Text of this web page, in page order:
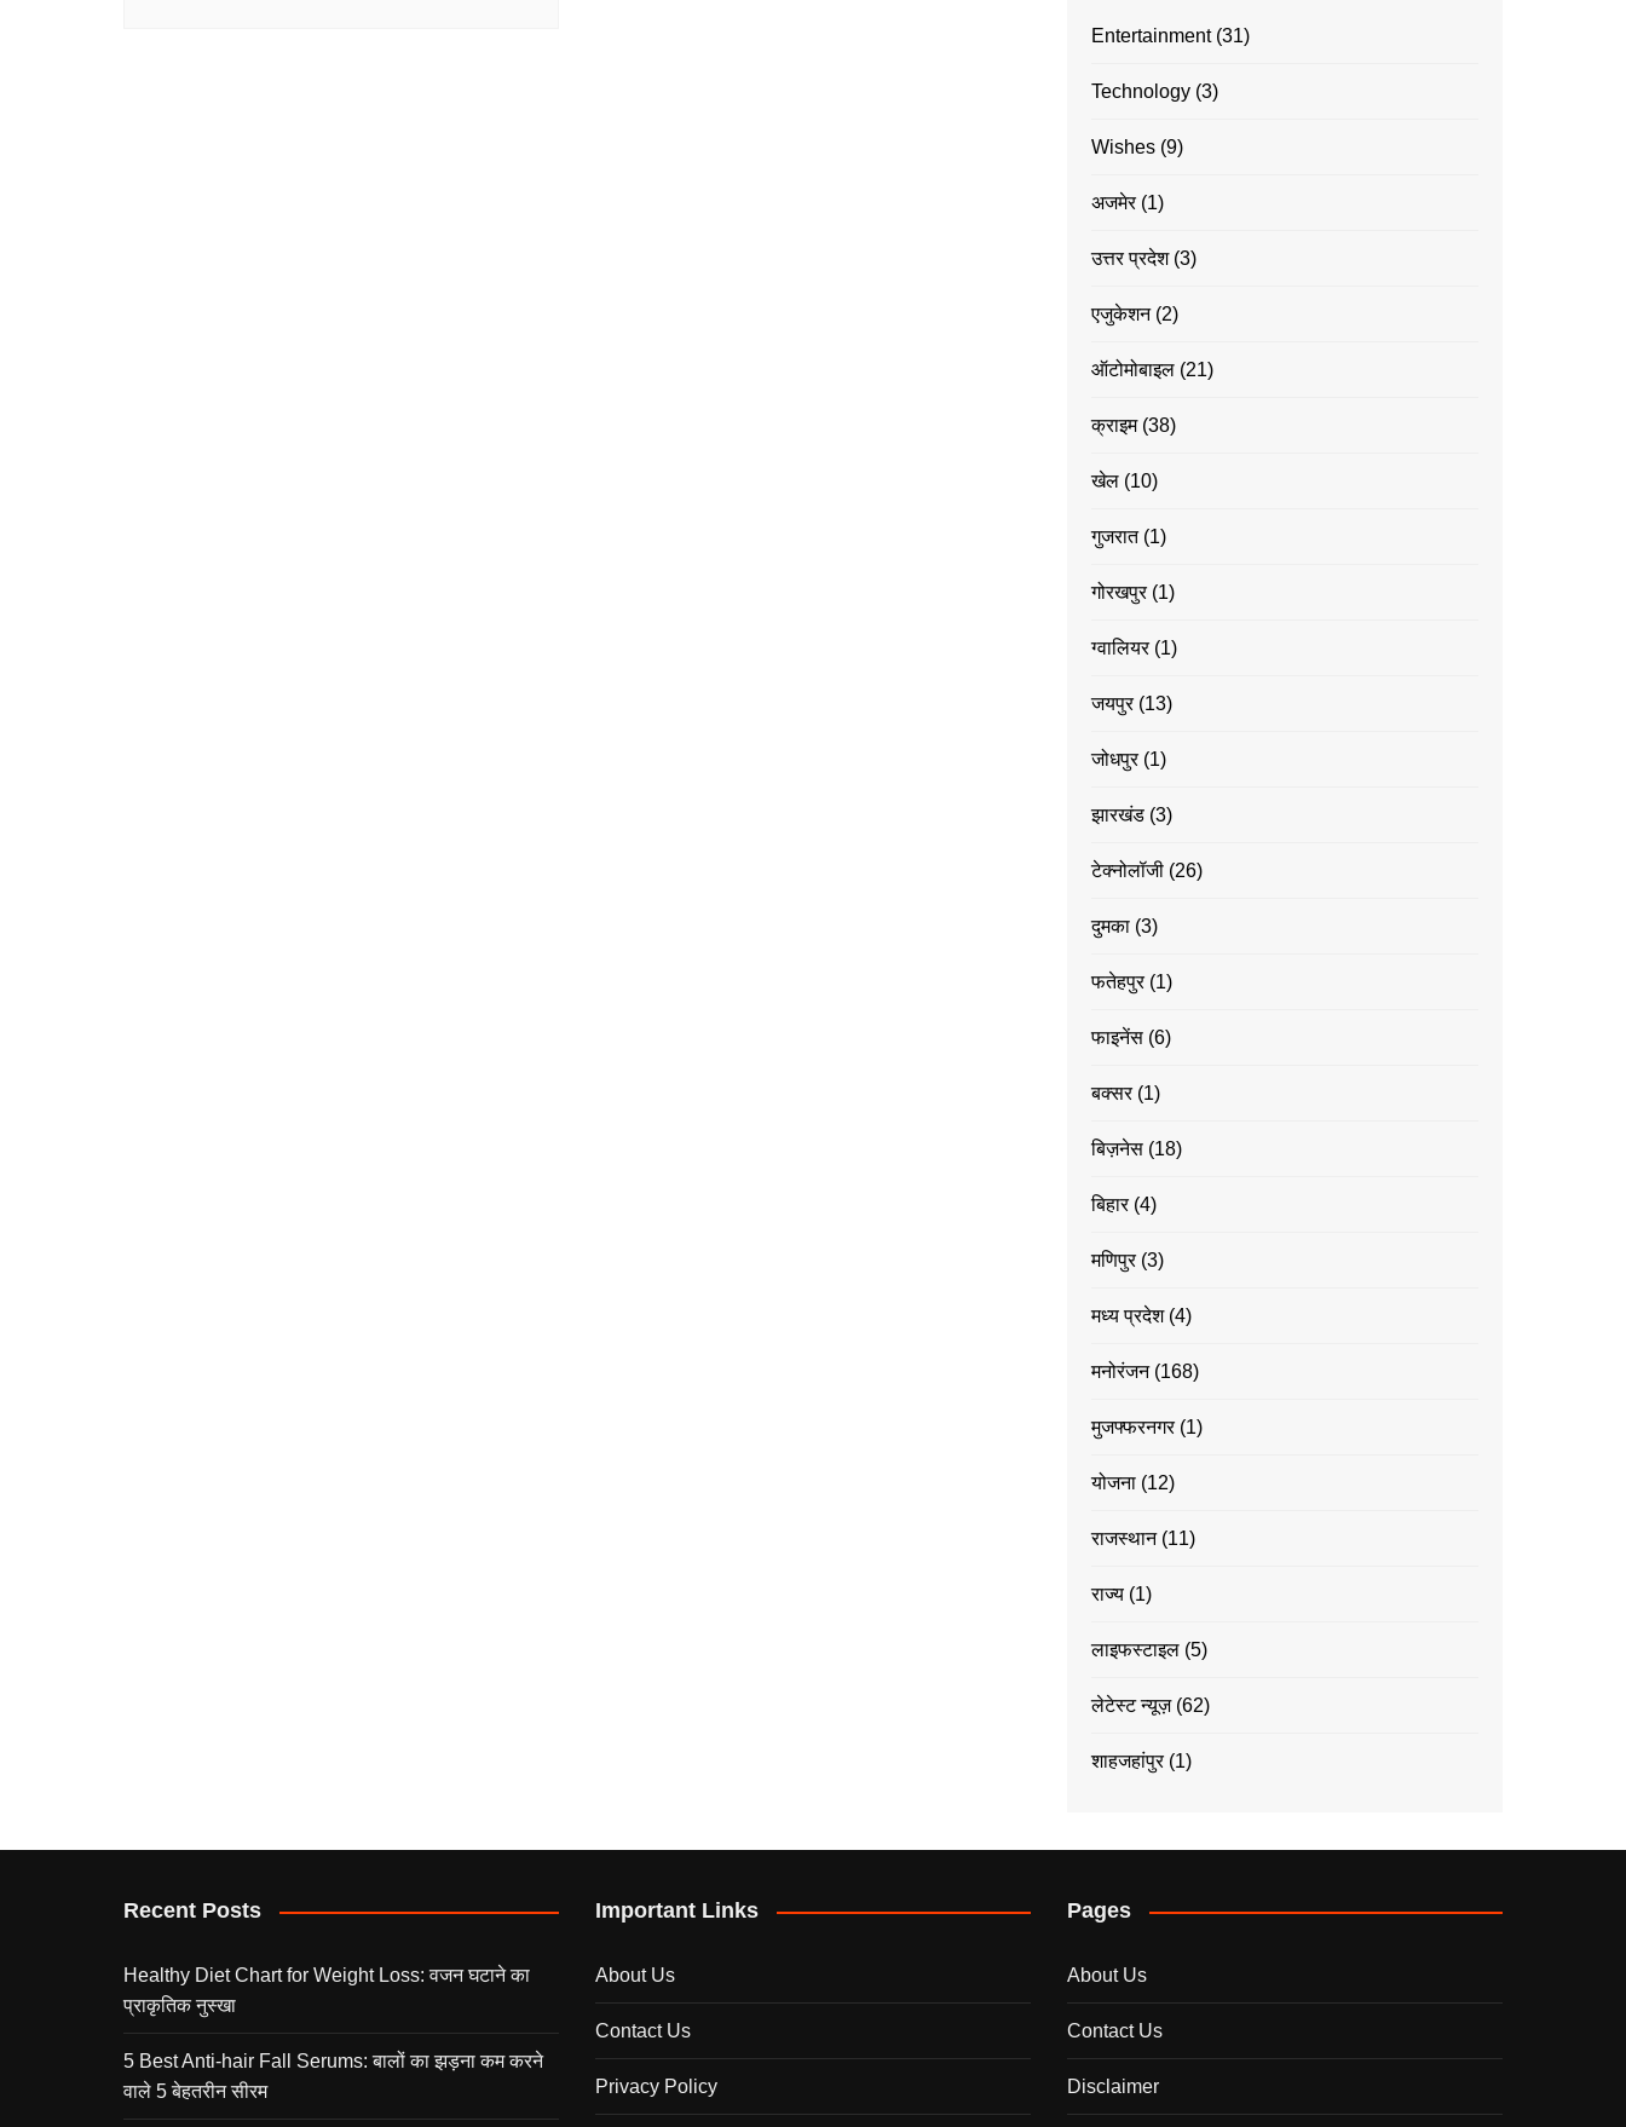
Entertainment(31)
Technology (3)
Wishes (9)
अजमेर(1)
उत्तर प्रदेश(3)
एजुकेशन(2)
ऑटोमोबाइल (21)
क्राइम(38)
खेल (10)
गुजरात(1)
गोरखपुर(1)
ग्वालियर(1)
जयपुर(13)
जोधपुर(1)
झारखंड (3)
टेक्नोलॉजी (26)
दुमका (3)
फतेहपुर(1)
फाइनेंस (6)
बक्सर(1)
बिज़नेस (18)
बिहार(4)
मणिपुर(3)
मध्य प्रदेश(4)
मनोरंजन(168)
मुजफ्फरनगर(1)
योजना (12)
राजस्थान(11)
राज्य (1)
लाइफस्टाइल (5)
लेटेस्ट न्यूज़(62)
शाहजहांपुर(1)
Recent Posts
Healthy Diet Chart for Weight Loss: वजन घटाने का
प्राकृतिक नुस्खा
5 Best Anti-hair Fall Serums: बालों का झड़ना कम करने
वाले 5 बेहतरीन सीरम
Important Links
About Us
Contact Us
Privacy Policy
Pages
About Us
Contact Us
Disclaimer